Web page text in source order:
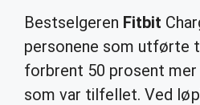
Bestselgeren Fitbit
personene som utførte
forbrent 50 prosent mer
som var tilfellet. Ved